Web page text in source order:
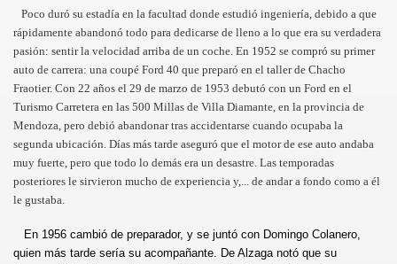
Poco duró su estadía en la facultad donde estudió ingeniería, debido a que
rápidamente abandonó todo para dedicarse de lleno a lo que era su verdadera
pasión: sentir la velocidad arriba de un coche. En 1952 se compró su primer
auto de carrera: una coupé Ford 40 que preparó en el taller de Chacho
Fraotier. Con 22 años el 29 de marzo de 1953 debutó con un Ford en el
Turismo Carretera en las 500 Millas de Villa Diamante, en la provincia de
Mendoza, pero debió abandonar tras accidentarse cuando ocupaba la
segunda ubicación. Días más tarde aseguró que el motor de ese auto andaba
muy fuerte, pero que todo lo demás era un desastre. Las temporadas
posteriores le sirvieron mucho de experiencia y,... de andar a fondo como a él
le gustaba.
En 1956 cambió de preparador, y se juntó con Domingo Colanero,
quien más tarde sería su acompañante. De Alzaga notó que su